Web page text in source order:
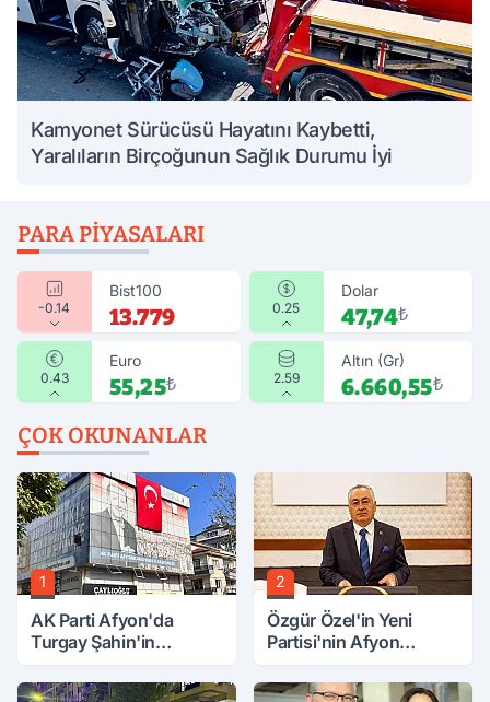
Kamyonet Sürücüsü Hayatını Kaybetti,
Yaralıların Birçoğunun Sağlık Durumu İyi
PARA PIYASALARI
-0.14
Bist100
13.779 0.25
Dolar
47,74₺
0.43
Euro
55,25₺ 2.59
Altın (Gr)
6.660,55₺
ÇOK OKUNANLAR
1
AK Parti Afyon'da
Turgay Şahin'in
2
Özgür Özel'in Yeni
Partisi'nin Afyon